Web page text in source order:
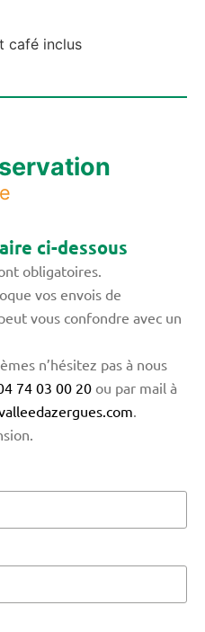
café inclus
ci-dessous
obligatoires.
vos envois de
vous confondre avec un
n’hésitez pas à nous
74 03 00 20 ou par mail à
.